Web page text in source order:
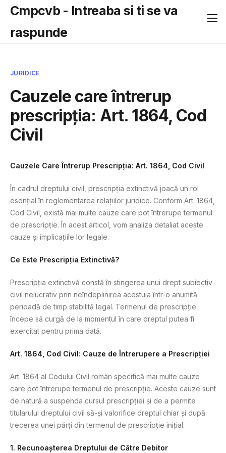
Cmpcvb - Intreaba si ti se va
raspunde
JURIDICE
Cauzele care întrerup
prescripția: Art. 1864, Cod
Civil
Cauzele Care Întrerup Prescripția: Art. 1864, Cod Civil
În cadrul dreptului civil, prescripția extinctivă joacă un rol
esențial în reglementarea relațiilor juridice. Conform Art. 1864,
Cod Civil, există mai multe cauze care pot întrerupe termenul
de prescripție. În acest articol, vom analiza detaliat aceste
cauze și implicațiile lor legale.
Ce Este Prescripția Extinctivă?
Prescripția extinctivă constă în stingerea unui drept subiectiv
civil nelucrativ prin neîndeplinirea acestuia într-o anumită
perioadă de timp stabilită legal. Termenul de prescripție
începe să curgă de la momentul în care dreptul putea fi
exercitat pentru prima dată.
Art. 1864, Cod Civil: Cauze de Întrerupere a Prescripției
Art. 1864 al Codului Civil român specifică mai multe cauze
care pot întrerupe termenul de prescripție. Aceste cauze sunt
de natură a suspenda cursul prescripției și de a permite
titularului dreptului civil să-și valorifice dreptul chiar și după
trecerea unei părți din termenul de prescripție inițial.
1. Recunoașterea Dreptului de Către Debitor